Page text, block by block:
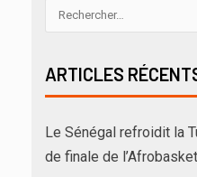
ARTICLES
Le Sénégal refroidit la
de finale de